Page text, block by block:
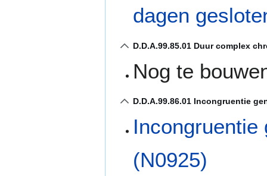
dagen
D.D.A.99.85.01 Duur complex
Nog te
D.D.A.99.86.01 Incongruentie
(N0925)